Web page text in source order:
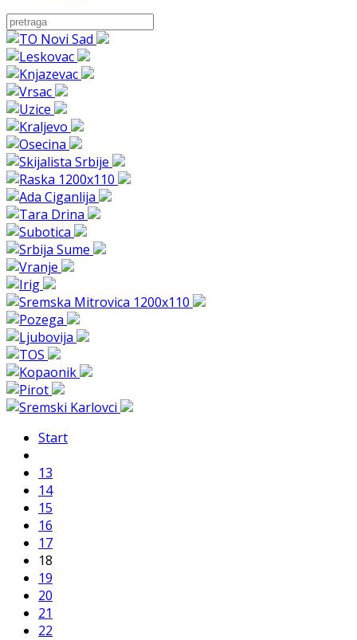
Start
13
14
15
16
17
18
19
20
21
22